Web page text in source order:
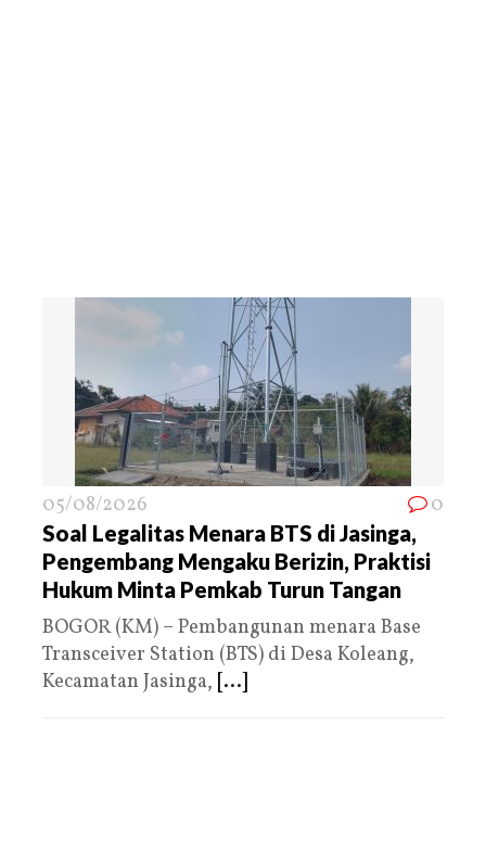
05/08/2026 0
Soal Legalitas Menara BTS di Jasinga,
Pengembang Mengaku Berizin, Praktisi
Hukum Minta Pemkab Turun Tangan
BOGOR (KM) – Pembangunan menara Base
Transceiver Station (BTS) di Desa Koleang,
Kecamatan Jasinga, [...]